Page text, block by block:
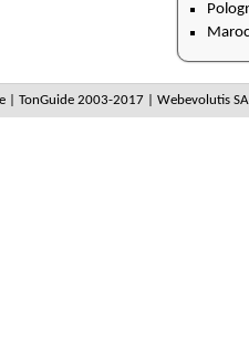
Maroc
| TonGuide 2003-2017 | Webevolutis